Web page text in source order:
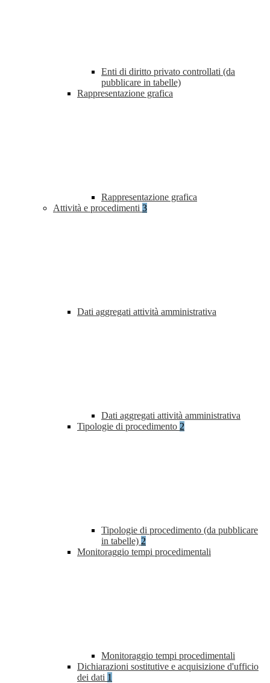
Enti di diritto privato controllati (da
pubblicare in tabelle)
Rappresentazione grafica
Rappresentazione grafica
Attività e procedimenti 3
Dati aggregati attività amministrativa
Dati aggregati attività amministrativa
Tipologie di procedimento 2
Tipologie di procedimento (da pubblicare
in tabelle) 2
Monitoraggio tempi procedimentali
Monitoraggio tempi procedimentali
Dichiarazioni sostitutive e acquisizione d'ufficio
dei dati 1